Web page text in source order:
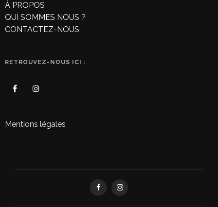
À PROPOS
QUI SOMMES NOUS ?
CONTACTEZ-NOUS
RETROUVEZ-NOUS ICI :
Mentions légales